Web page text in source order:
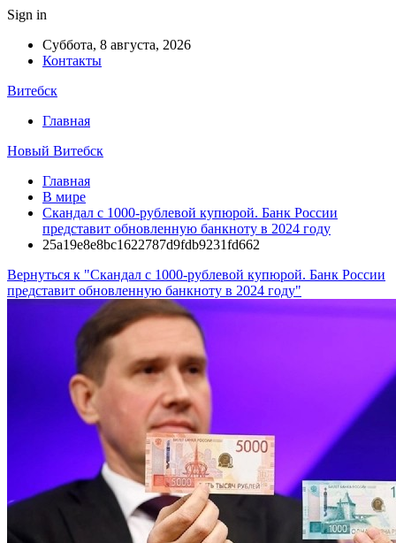
Sign in
Суббота, 8 августа, 2026
Контакты
Витебск
Главная
Новый Витебск
Главная
В мире
Скандал с 1000-рублевой купюрой. Банк России
представит обновленную банкноту в 2024 году
25a19e8e8bc1622787d9fdb9231fd662
Вернуться к "Скандал с 1000-рублевой купюрой. Банк России
представит обновленную банкноту в 2024 году"